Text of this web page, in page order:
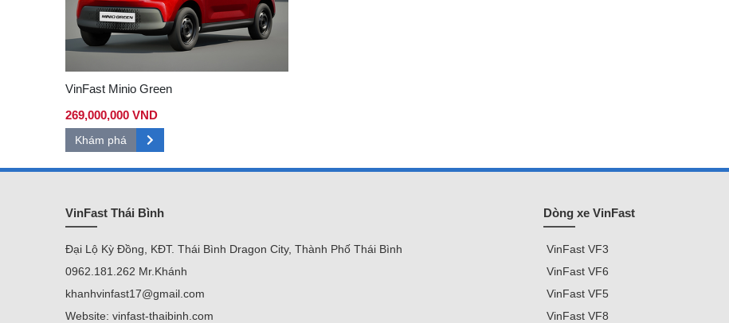
VinFast Minio Green
269,000,000 VND
Khám phá
VinFast Thái Bình
Đại Lộ Kỳ Đồng, KĐT. Thái Bình Dragon City, Thành Phố Thái Bình
0962.181.262 Mr.Khánh
khanhvinfast17@gmail.com
Website: vinfast-thaibinh.com
Dòng xe VinFast
VinFast VF3
VinFast VF6
VinFast VF5
VinFast VF8